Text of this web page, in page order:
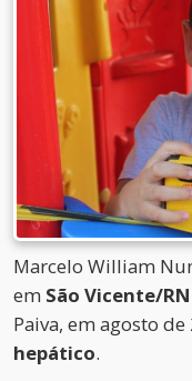
Marcelo William
em São Vicente/RN
Paiva, em agosto
hepático.